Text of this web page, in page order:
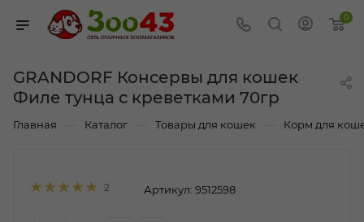
0
GRANDORF Консервы для кошек
Филе тунца с креветками 70гр
Главная Каталог Товары для кошек Корм для
2 Артикул: 9512598